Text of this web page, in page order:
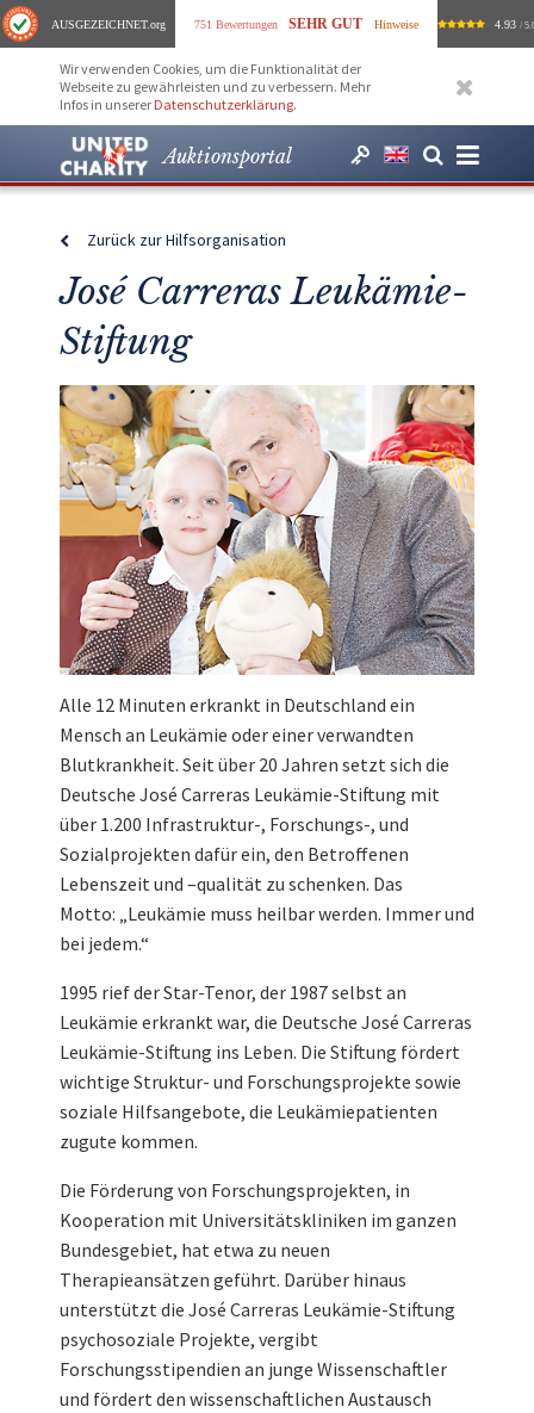
AUSGEZEICHNET.org 751 Bewertungen SEHR GUT Hinweise 4.93 /
Wir verwenden Cookies, um die Funktionalität der
Webseite zu gewährleisten und zu verbessern. Mehr
Infos in unserer Datenschutzerklärung.
Auktionsportal
Zurück zur Hilfsorganisation
José Carreras Leukämie-
Stiftung
Alle 12 Minuten erkrankt in Deutschland ein
Mensch an Leukämie oder einer verwandten
Blutkrankheit. Seit über 20 Jahren setzt sich die
Deutsche José Carreras Leukämie-Stiftung mit
über 1.200 Infrastruktur-, Forschungs-, und
Sozialprojekten dafür ein, den Betroffenen
Lebenszeit und –qualität zu schenken. Das
Motto: „Leukämie muss heilbar werden. Immer und
bei jedem.“
1995 rief der Star-Tenor, der 1987 selbst an
Leukämie erkrankt war, die Deutsche José Carreras
Leukämie-Stiftung ins Leben. Die Stiftung fördert
wichtige Struktur- und Forschungsprojekte sowie
soziale Hilfsangebote, die Leukämiepatienten
zugute kommen.
Die Förderung von Forschungsprojekten, in
Kooperation mit Universitätskliniken im ganzen
Bundesgebiet, hat etwa zu neuen
Therapieansätzen geführt. Darüber hinaus
unterstützt die José Carreras Leukämie-Stiftung
psychosoziale Projekte, vergibt
Forschungsstipendien an junge Wissenschaftler
und fördert den wissenschaftlichen Austausch